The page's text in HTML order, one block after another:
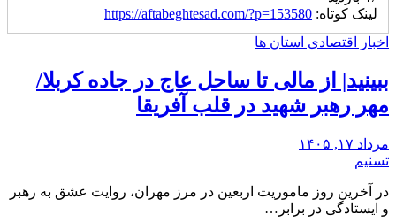
لینک کوتاه: https://aftabeghtesad.com/?p=153580
اخبار اقتصادی استان ها
ببینید| از مالی تا ساحل عاج در جاده کربلا/
مهر رهبر شهید در قلب آفریقا
مرداد ۱۷, ۱۴۰۵
تسنیم
در آخرین روز ماموریت اربعین در مرز مهران، روایت عشق به رهبر
و ایستادگی در برابر…